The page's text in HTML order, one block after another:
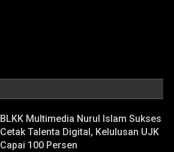
BLKK Multimedia Nurul Islam Sukses
Cetak Talenta Digital, Kelulusan UJK
Capai 100 Persen